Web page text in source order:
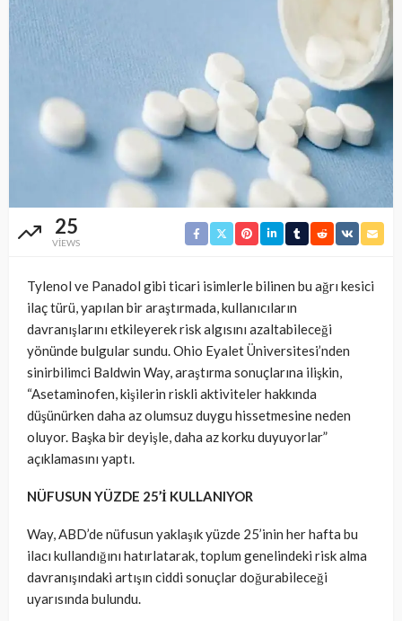
25
VIEWS
Tylenol ve Panadol gibi ticari isimlerle bilinen bu ağrı kesici
ilaç türü, yapılan bir araştırmada, kullanıcıların
davranışlarını etkileyerek risk algısını azaltabileceği
yönünde bulgular sundu. Ohio Eyalet Üniversitesi’nden
sinirbilimci Baldwin Way, araştırma sonuçlarına ilişkin,
“Asetaminofen, kişilerin riskli aktiviteler hakkında
düşünürken daha az olumsuz duygu hissetmesine neden
oluyor. Başka bir deyişle, daha az korku duyuyorlar”
açıklamasını yaptı.
NÜFUSUN YÜZDE 25’İ KULLANIYOR
Way, ABD’de nüfusun yaklaşık yüzde 25’inin her hafta bu
ilacı kullandığını hatırlatarak, toplum genelindeki risk alma
davranışındaki artışın ciddi sonuçlar doğurabileceği
uyarısında bulundu.